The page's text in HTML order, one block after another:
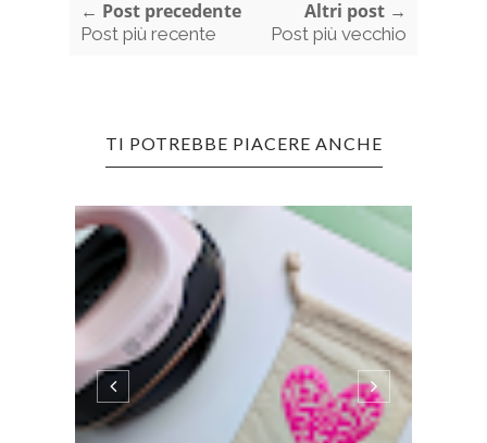
← Post precedente
Post più recente
Altri post →
Post più vecchio
TI POTREBBE PIACERE ANCHE